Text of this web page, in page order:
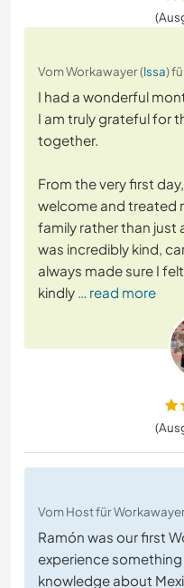
Vom Workawayer (Issa)
I had a wonderful
I am truly grateful for
together.
From the very first
welcome and treated
family rather than just
was incredibly kind,
always made sure I
kindly … read more
Vom Host für
Ramón was our first
experience
knowledge about